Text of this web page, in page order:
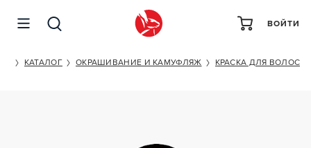
ВОЙТИ
КАТАЛОГ ОКРАШИВАНИЕ И КАМУФЛЯЖ КРАСКА ДЛЯ ВОЛОС
BAREX PERMESSE SUBLIME EXPERIENCE 6.00